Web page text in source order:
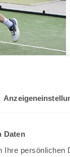
Daten
Ihre persönlichen
Ralf Braun